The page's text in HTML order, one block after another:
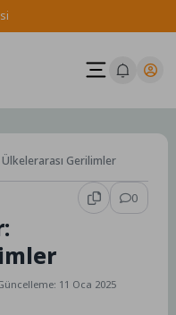
Gerilimler
0
11 Oca 2025